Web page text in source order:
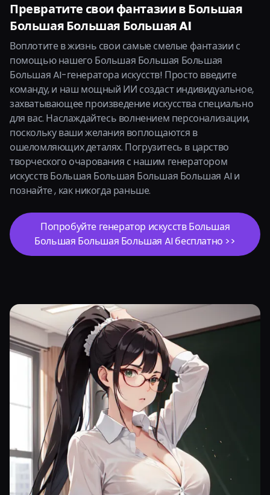
Превратите свои фантазии в Большая
Большая Большая Большая AI
Воплотите в жизнь свои самые смелые фантазии с
помощью нашего Большая Большая Большая
Большая AI-генератора искусств! Просто введите
команду, и наш мощный ИИ создаст индивидуальное,
захватывающее произведение искусства специально
для вас. Наслаждайтесь волнением персонализации,
поскольку ваши желания воплощаются в
ошеломляющих деталях. Погрузитесь в царство
творческого очарования с нашим генератором
искусств Большая Большая Большая Большая AI и
познайте , как никогда раньше.
Попробуйте генератор искусств Большая
Большая Большая Большая AI бесплатно >>